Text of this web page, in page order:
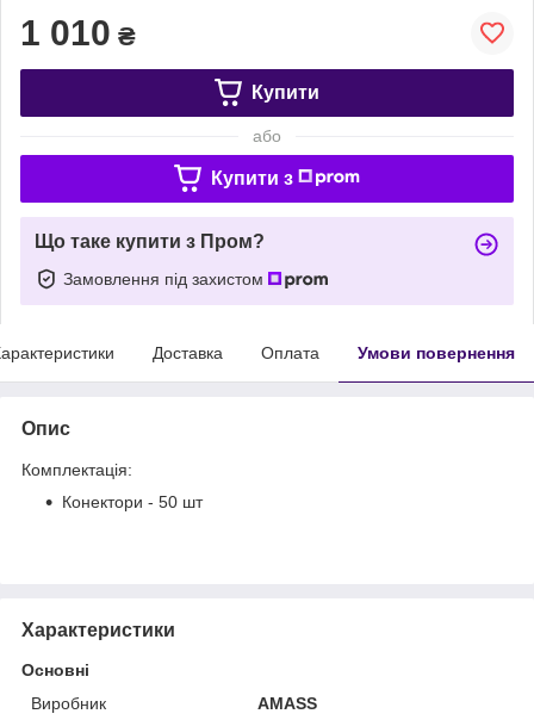
1 010 ₴
Купити
або
Купити з
Що таке купити з Пром?
Замовлення під захистом
Доставка Оплата Умови повернення
Опис
Комплектація:
Конектори - 50 шт
Характеристики
Основні
Виробник
AMASS